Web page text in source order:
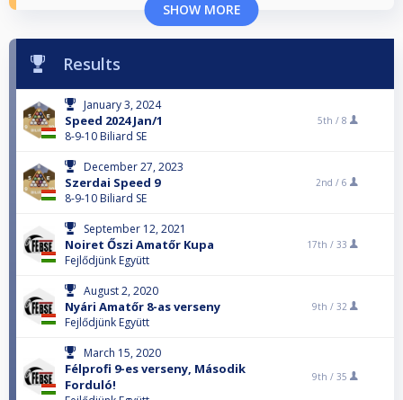
SHOW MORE
Results
January 3, 2024
Speed 2024 Jan/1
8-9-10 Biliard SE
5th / 8
December 27, 2023
Szerdai Speed 9
8-9-10 Biliard SE
2nd / 6
September 12, 2021
Noiret Őszi Amatőr Kupa
Fejlődjünk Együtt
17th / 33
August 2, 2020
Nyári Amatőr 8-as verseny
Fejlődjünk Együtt
9th / 32
March 15, 2020
Félprofi 9-es verseny, Második
Forduló!
9th / 35